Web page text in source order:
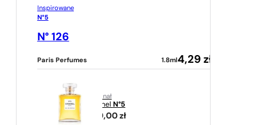
Inspirowane
N°5
N° 126
Paris Perfumes 1.8ml4,29 zł
oryginał
Chanel N°5
689,00 zł